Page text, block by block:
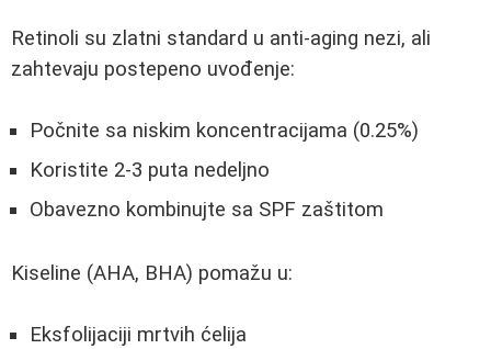
Retinoli su zlatni standard u anti-aging nezi, ali
zahtevaju postepeno uvođenje:
Počnite sa niskim koncentracijama (0.25%)
Koristite 2-3 puta nedeljno
Obavezno kombinujte sa SPF zaštitom
Kiseline (AHA, BHA) pomažu u:
Eksfolijaciji mrtvih ćelija